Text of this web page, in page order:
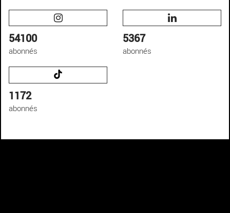
54100
abonnés
5367
abonnés
1172
abonnés